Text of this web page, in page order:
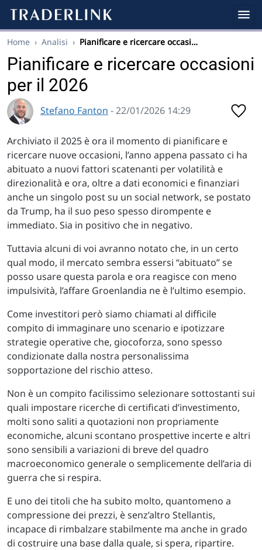
Home › Analisi › Pianificare e ricercare occasi…
Pianificare e ricercare occasioni
per il 2026
Stefano Fanton - 22/01/2026 14:29
Archiviato il 2025 è ora il momento di pianificare e
ricercare nuove occasioni, l’anno appena passato ci ha
abituato a nuovi fattori scatenanti per volatilità e
direzionalità e ora, oltre a dati economici e finanziari
anche un singolo post su un social network, se postato
da Trump, ha il suo peso spesso dirompente e
immediato. Sia in positivo che in negativo.
Tuttavia alcuni di voi avranno notato che, in un certo
qual modo, il mercato sembra essersi “abituato” se
posso usare questa parola e ora reagisce con meno
impulsività, l’affare Groenlandia ne è l’ultimo esempio.
Come investitori però siamo chiamati al difficile
compito di immaginare uno scenario e ipotizzare
strategie operative che, giocoforza, sono spesso
condizionate dalla nostra personalissima
sopportazione del rischio atteso.
Non è un compito facilissimo selezionare sottostanti sui
quali impostare ricerche di certificati d’investimento,
molti sono saliti a quotazioni non propriamente
economiche, alcuni scontano prospettive incerte e altri
sono sensibili a variazioni di breve del quadro
macroeconomico generale o semplicemente dell’aria di
guerra che si respira.
E uno dei titoli che ha subito molto, quantomeno a
compressione dei prezzi, è senz’altro Stellantis,
incapace di rimbalzare stabilmente ma anche in grado
di costruire una base dalla quale, si spera, ripartire.